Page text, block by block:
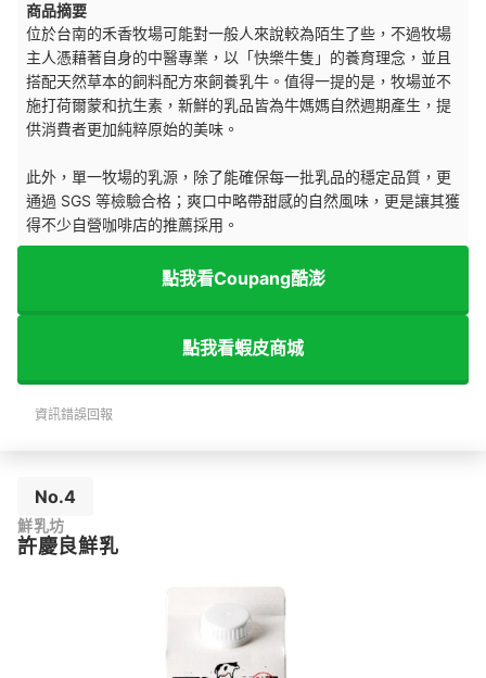
商品摘要
位於台南的禾香牧場可能對一般人來說較為陌生了些，不過牧場
主人憑藉著自身的中醫專業，以「快樂牛隻」的養育理念，並且
搭配天然草本的飼料配方來飼養乳牛。值得一提的是，牧場並不
施打荷爾蒙和抗生素，新鮮的乳品皆為牛媽媽自然週期產生，提
供消費者更加純粹原始的美味。
此外，單一牧場的乳源，除了能確保每一批乳品的穩定品質，更
通過 SGS 等檢驗合格；爽口中略帶甜感的自然風味，更是讓其獲
得不少自營咖啡店的推薦採用。
點我看Coupang酷澎
點我看蝦皮商城
資訊錯誤回報
No.4
鮮乳坊
許慶良鮮乳